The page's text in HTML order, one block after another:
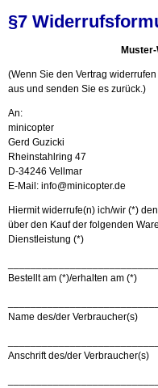
§7
(Wenn Sie den Vertrag
aus und senden Sie es zurück.)
An:
minicopter
Gerd Guzicki
Rheinstahlring 47
D-34246 Vellmar
E-Mail: info@minicopter.de
Hiermit widerrufe(n) ich/wir (*)
über den Kauf der folgenden
Dienstleistung (*)
Bestellt am (*)/erhalten am (*)
Name des/der Verbraucher(s)
Anschrift des/der Verbraucher(s)